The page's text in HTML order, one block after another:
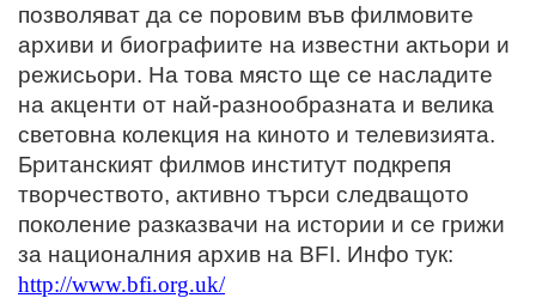
позволяват да се поровим във филмовите
архиви и биографиите на известни актьори и
режисьори. На това място ще се насладите
на акценти от най-разнообразната и велика
световна колекция на киното и телевизията.
Британският филмов институт подкрепя
творчеството, активно търси следващото
поколение разказвачи на истории и се грижи
за националния архив на BFI. Инфо тук:
http://www.bfi.org.uk/